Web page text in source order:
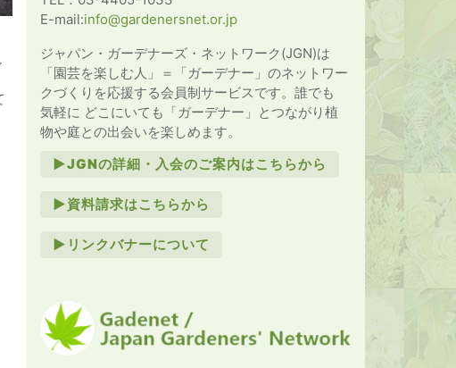
E-mail:info@gardenersnet.or.jp
ジャパン・ガーデナーズ・ネットワーク(JGN)は
「園芸を楽しむ人」＝「ガーデナー」のネットワー
クづくりを応援する会員制サービスです。誰でも
気軽に どこにいても「ガーデナー」とつながり植
物や庭との出会いを楽しめます。
►JGNの詳細・入会のご案内はこちらから
►資料請求はこちらから
►リンクバナーについて